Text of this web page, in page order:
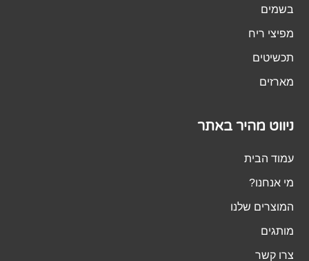
בשמים
מפיצי ריח
תכשיטים
מארזים
ניווט מהיר באתר
עמוד הבית
מי אנחנו?
המוצרים שלנו
מותגים
צרו קשר